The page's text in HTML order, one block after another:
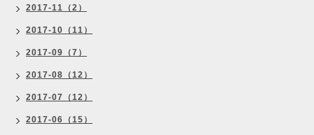
2017-11（2）
2017-10（11）
2017-09（7）
2017-08（12）
2017-07（12）
2017-06（15）